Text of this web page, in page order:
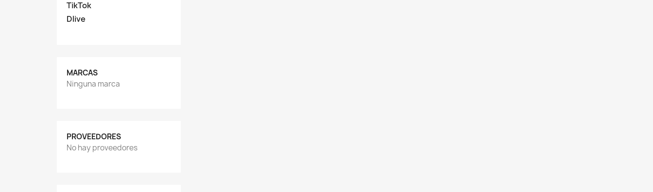
TikTok
Dlive
MARCAS
Ninguna marca
PROVEEDORES
No hay proveedores